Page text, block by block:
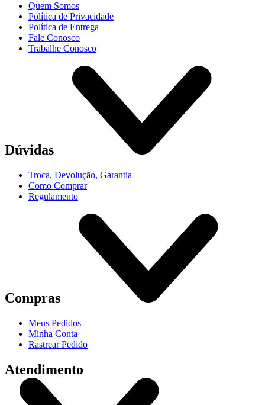
Quem Somos
Política de Privacidade
Política de Entrega
Fale Conosco
Trabalhe Conosco
Dúvidas
Troca, Devolução, Garantia
Como Comprar
Regulamento
Compras
Meus Pedidos
Minha Conta
Rastrear Pedido
Atendimento